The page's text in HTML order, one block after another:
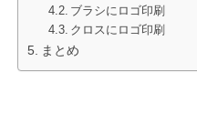
ブラシにロゴ印刷
クロスにロゴ印刷
まとめ